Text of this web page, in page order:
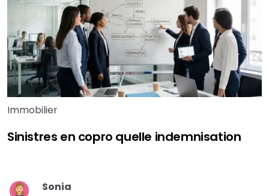
Immobilier
Sinistres en copro quelle indemnisation
Sonia